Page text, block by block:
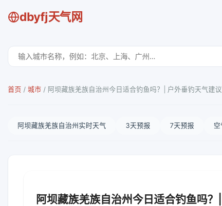
dbyfj天气网
首页 / 城市 / 阿坝藏族羌族自治州今日适合钓鱼吗？| 户外垂钓天气建议
阿坝藏族羌族自治州实时天气 3天预报 7天预报
阿坝藏族羌族自治州今日适合钓鱼吗